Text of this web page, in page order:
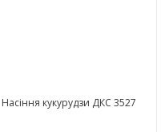
Насіння кукурудзи ДКС 3527